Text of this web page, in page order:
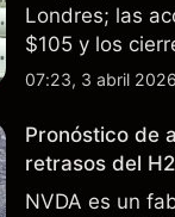
Londres; las
$105 y los
rutas. El
07:23, 3 abril 2026
Pronóstico de
retrasos del
NVDA es un